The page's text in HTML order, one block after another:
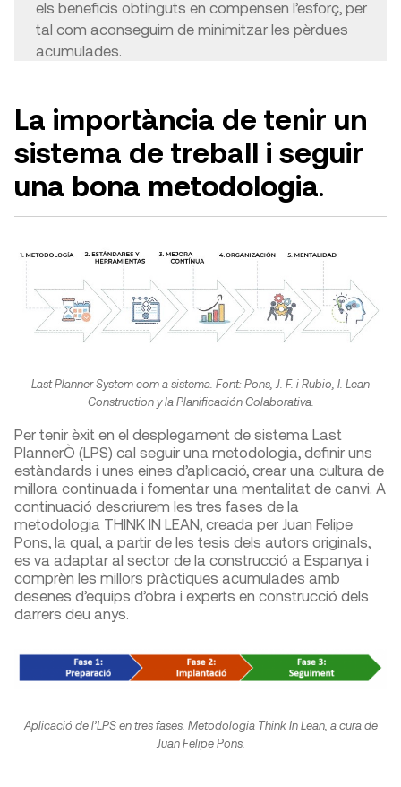
els beneficis obtinguts en compensen l’esforç, per
tal com aconseguim de minimitzar les pèrdues
acumulades.
La importància de tenir un
sistema de treball i seguir
una bona metodologia.
Last Planner System com a sistema. Font: Pons, J. F. i Rubio, I. Lean
Construction y la Planificación Colaborativa.
Per tenir èxit en el desplegament de sistema Last
PlannerÒ (LPS) cal seguir una metodologia, definir uns
estàndards i unes eines d’aplicació, crear una cultura de
millora continuada i fomentar una mentalitat de canvi. A
continuació descriurem les tres fases de la
metodologia THINK IN LEAN, creada per Juan Felipe
Pons, la qual, a partir de les tesis dels autors originals,
es va adaptar al sector de la construcció a Espanya i
comprèn les millors pràctiques acumulades amb
desenes d’equips d’obra i experts en construcció dels
darrers deu anys.
Aplicació de l’LPS en tres fases. Metodologia Think In Lean, a cura de
Juan Felipe Pons.